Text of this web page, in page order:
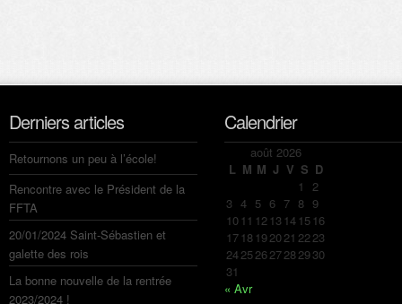
Derniers articles
Retournons un peu à l’école!
Rencontre avec le Président de la
FFTA
20/01/2024 Saint-Sébastien et
galette des rois
La bonne nouvelle de la rentrée
2023/2024 !
Calendrier
août 2026
L M M J V S D
1 2
3 4 5 6 7 8 9
10 11 12 13 14 15 16
17 18 192021 2223
24252627282930
31
« Avr